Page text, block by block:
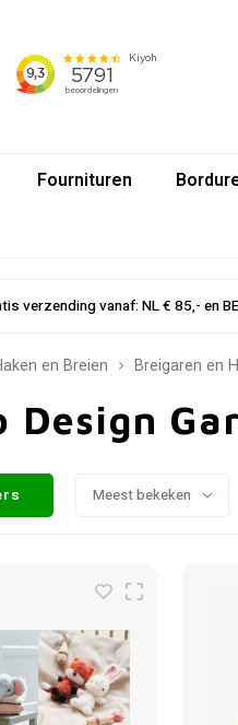
Fournituren
verzending vanaf: NL € 85,- en
en Breien Breigaren en
Design
Meest bekeken